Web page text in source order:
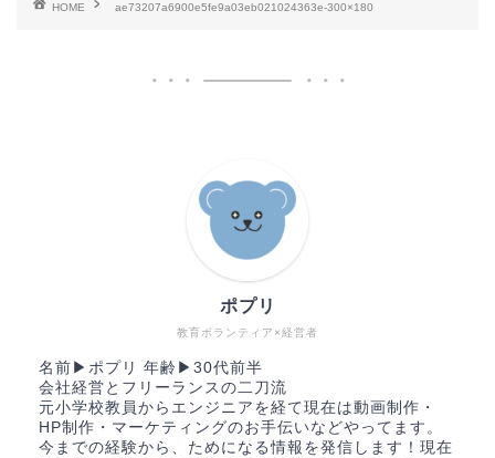
HOME ae73207a6900e5fe9a03eb021024363e-300×180
教育ボランティア×経営者
ポプリ
名前▶︎ポプリ 年齢▶︎30代前半
会社経営とフリーランスの二刀流
元小学校教員からエンジニアを経て現在は動画制作・
HP制作・マーケティングのお手伝いなどやってます。
今までの経験から、ためになる情報を発信します！現在